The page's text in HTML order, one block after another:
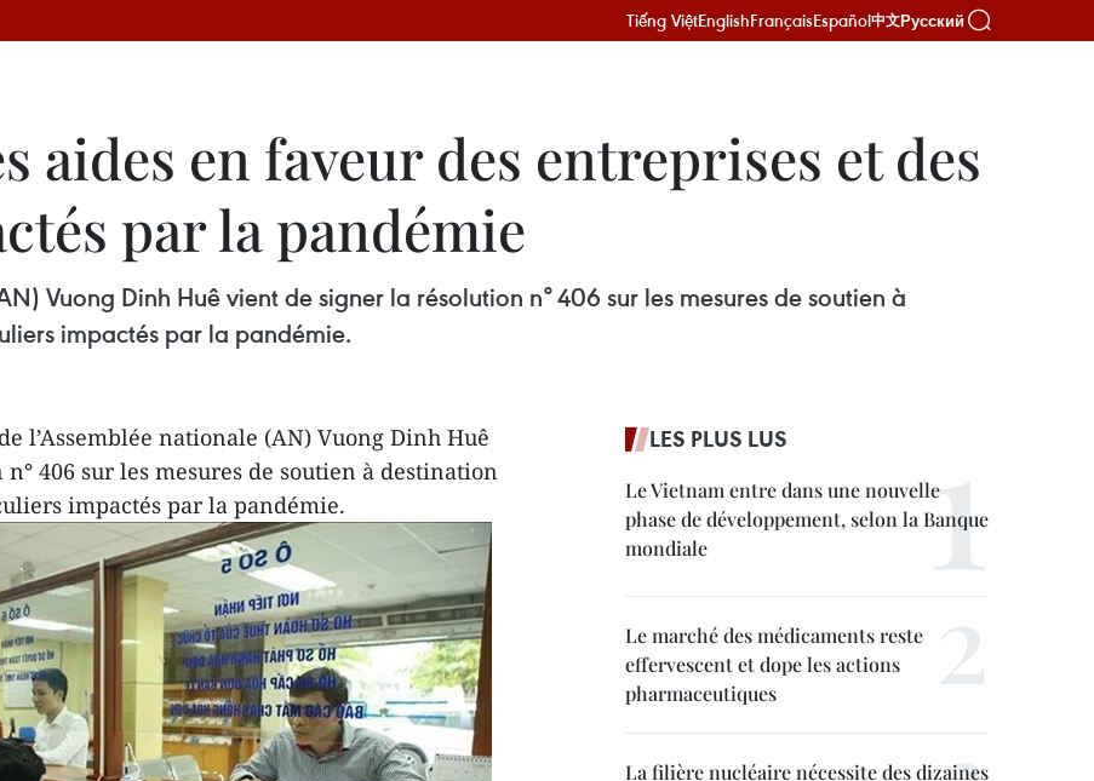
Tiếng ViệtEnglishFrançaisEspañol中文Русский
aides en faveur des entreprises et des
par la pandémie
Vuong Dinh Huê vient de signer la résolution n° 406 sur les mesures de soutien à
impactés par la pandémie.
l’Assemblée nationale (AN) Vuong Dinh Huê
406 sur les mesures de soutien à destination
impactés par la pandémie.
LES PLUS LUS
Le Vietnam entre dans une nouvelle
phase de développement, selon la Banque
mondiale
Le marché des médicaments reste
effervescent et dope les actions
pharmaceutiques
La filière nucléaire nécessite des dizaines